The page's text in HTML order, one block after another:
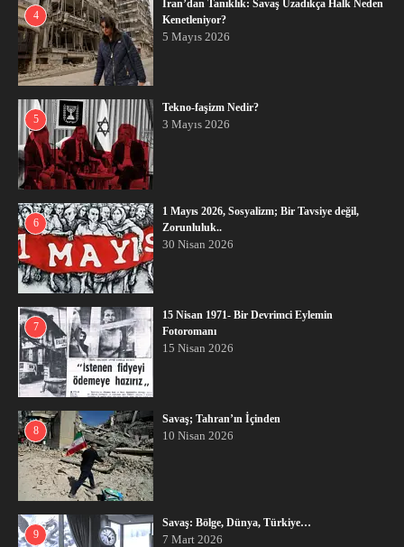
4
İran’dan Tanıklık: Savaş Uzadıkça Halk Neden
Kenetleniyor?
5 Mayıs 2026
5
Tekno-faşizm Nedir?
3 Mayıs 2026
6
1 Mayıs 2026, Sosyalizm; Bir Tavsiye değil,
Zorunluluk..
30 Nisan 2026
7
15 Nisan 1971- Bir Devrimci Eylemin
Fotoromanı
15 Nisan 2026
8
Savaş; Tahran’ın İçinden
10 Nisan 2026
9
Savaş: Bölge, Dünya, Türkiye…
7 Mart 2026